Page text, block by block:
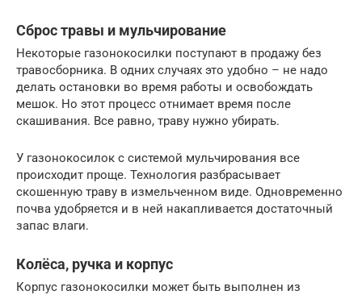
Сброс травы и мульчирование
Некоторые газонокосилки поступают в продажу без
травосборника. В одних случаях это удобно – не надо
делать остановки во время работы и освобождать
мешок. Но этот процесс отнимает время после
скашивания. Все равно, траву нужно убирать.
У газонокосилок с системой мульчирования все
происходит проще. Технология разбрасывает
скошенную траву в измельченном виде. Одновременно
почва удобряется и в ней накапливается достаточный
запас влаги.
Колёса, ручка и корпус
Корпус газонокосилки может быть выполнен из